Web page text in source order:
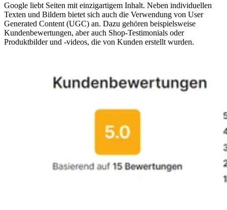
Google liebt Seiten mit einzigartigem Inhalt. Neben individuellen
Texten und Bildern bietet sich auch die Verwendung von User
Generated Content (UGC) an. Dazu gehören beispielsweise
Kundenbewertungen, aber auch Shop-Testimonials oder
Produktbilder und -videos, die von Kunden erstellt wurden.